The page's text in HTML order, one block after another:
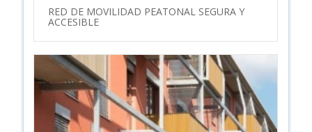
RED DE MOVILIDAD PEATONAL SEGURA Y
ACCESIBLE